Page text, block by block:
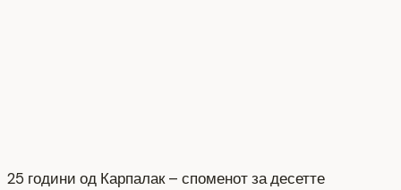
25 години од Карпалак – споменот за десетте